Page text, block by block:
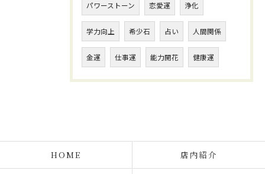
パワーストーン 恋愛運 浄化
学力向上 希少石 占い 人間関係
金運 仕事運 能力開花 健康運
HOME 店内紹介